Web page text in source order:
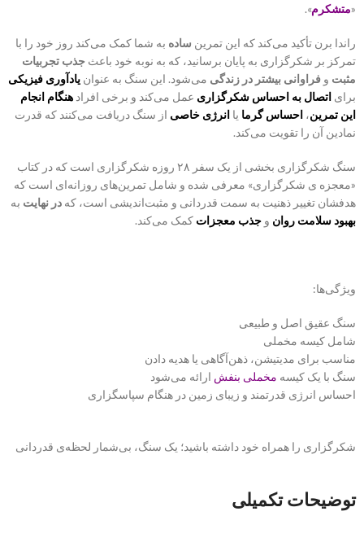
«متشکرم».
راندا برن تأکید می‌کند که این تمرین ساده به شما کمک می‌کند روز خود را با
تمرکز بر شکرگزاری به پایان برسانید، که به نوبه خود باعث جذب تجربیات
مثبت و فراوانی بیشتر در زندگی می‌شود. این سنگ به عنوان یادآوری فیزیکی
برای اتصال به احساس شکرگزاری عمل می‌کند و برخی افراد هنگام انجام
این تمرین، احساس گرما یا انرژی خاصی از سنگ دریافت می‌کنند که قدرت
نمادین آن را تقویت می‌کند.
سنگ شکرگزاری بخشی از یک سفر ۲۸ روزه شکرگزاری است که در کتاب
«معجزه ی شکرگزاری» معرفی شده و شامل تمرین‌های روزانه‌ای است که
هدفشان تغییر ذهنیت به سمت قدردانی و مثبت‌اندیشی است، که در نهایت به
بهبود سلامت روان و جذب معجزات کمک می‌کند.
ویژگی‌ها:
سنگ عقیق اصل و طبیعی
شامل کیسه مخملی
مناسب برای مدیتیشن، ذهن‌آگاهی یا هدیه دادن
سنگ با یک کیسه مخملی بنفش ارائه می‌شود
احساس انرژی قدرتمند و زیبای زمین در هنگام سپاسگزاری
شکرگزاری را همراه خود داشته باشید؛ یک سنگ، بی‌شمار لحظه‌ی قدردانی
توضیحات تکمیلی